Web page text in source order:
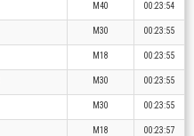
M40 00:23:54
M30 00:23:55
M18 00:23:55
M30 00:23:55
M30 00:23:55
M18 00:23:57